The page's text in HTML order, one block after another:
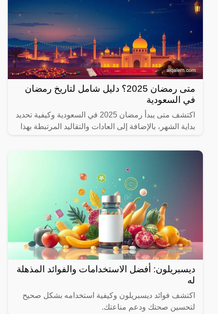
متى رمضان 2025؟ دليل شامل لتاريخ رمضان
في السعودية
اكتشف متى يبدأ رمضان 2025 في السعودية وكيفية تحديد
بداية الشهر، بالإضافة إلى العادات والتقاليد المرتبطة بهذا
ديسبريلون: أفضل الاستخدامات والفوائد المذهلة
له
اكتشف فوائد ديسبريلون وكيفية استخدامه بشكل صحيح
لتحسين صحتك ودعم مناعتك.